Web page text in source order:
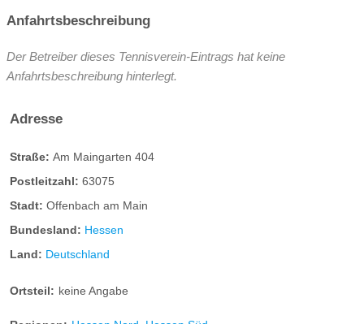
Anfahrtsbeschreibung
Der Betreiber dieses Tennisverein-Eintrags hat keine
Anfahrtsbeschreibung hinterlegt.
Adresse
Straße: Am Maingarten 404
Postleitzahl: 63075
Stadt: Offenbach am Main
Bundesland: Hessen
Land: Deutschland
Ortsteil: keine Angabe